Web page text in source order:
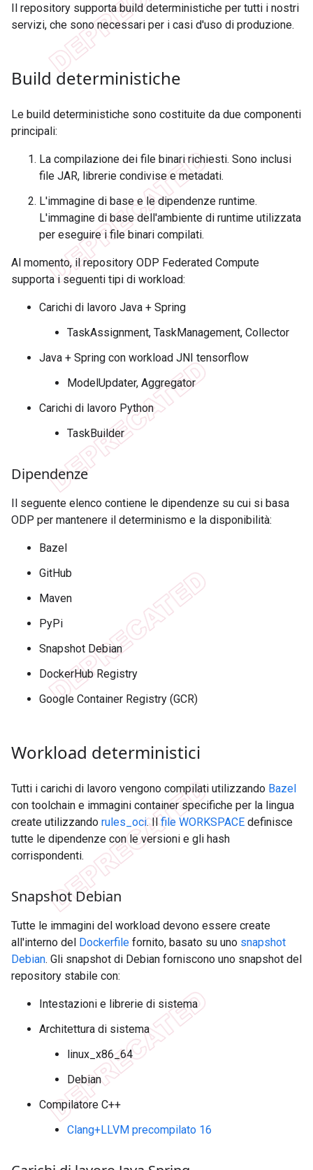
Il repository supporta build deterministiche per tutti i nostri
servizi, che sono necessari per i casi d'uso di produzione.
Build deterministiche
Le build deterministiche sono costituite da due componenti
principali:
La compilazione dei file binari richiesti. Sono inclusi
file JAR, librerie condivise e metadati.
L'immagine di base e le dipendenze runtime.
L'immagine di base dell'ambiente di runtime utilizzata
per eseguire i file binari compilati.
Al momento, il repository ODP Federated Compute
supporta i seguenti tipi di workload:
Carichi di lavoro Java + Spring
TaskAssignment, TaskManagement, Collector
Java + Spring con workload JNI tensorflow
ModelUpdater, Aggregator
Carichi di lavoro Python
TaskBuilder
Dipendenze
Il seguente elenco contiene le dipendenze su cui si basa
ODP per mantenere il determinismo e la disponibilità:
Bazel
GitHub
Maven
PyPi
Snapshot Debian
DockerHub Registry
Google Container Registry (GCR)
Workload deterministici
Tutti i carichi di lavoro vengono compilati utilizzando Bazel
con toolchain e immagini container specifiche per la lingua
create utilizzando rules_oci. Ilfile WORKSPACE definisce
tutte le dipendenze con le versioni e gli hash
corrispondenti.
Snapshot Debian
Tutte le immagini del workload devono essere create
all'interno del Dockerfile fornito, basato su uno snapshot
Debian. Gli snapshot di Debian forniscono uno snapshot del
repository stabile con:
Intestazioni e librerie di sistema
Architettura di sistema
linux_x86_64
Debian
Compilatore C++
Clang+LLVM precompilato 16